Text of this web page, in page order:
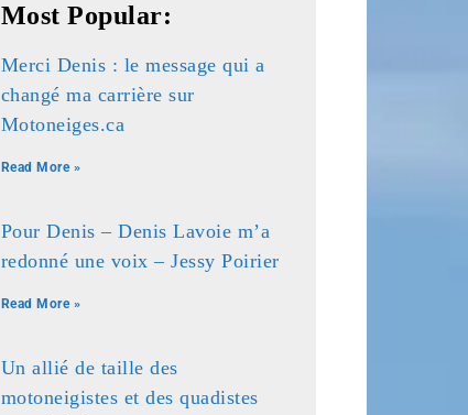
Most Popular:
Merci Denis : le message qui a
changé ma carrière sur
Motoneiges.ca
Read More »
Pour Denis – Denis Lavoie m’a
redonné une voix – Jessy Poirier
Read More »
Un allié de taille des
motoneigistes et des quadistes